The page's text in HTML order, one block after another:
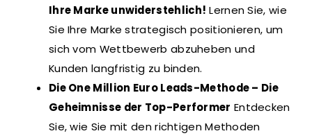
Ihre Marke unwiderstehlich! Lernen Sie, wie
Sie Ihre Marke strategisch positionieren, um
sich vom Wettbewerb abzuheben und
Kunden langfristig zu binden.
Die One Million Euro Leads-Methode – Die
Geheimnisse der Top-Performer Entdecken
Sie, wie Sie mit den richtigen Methoden